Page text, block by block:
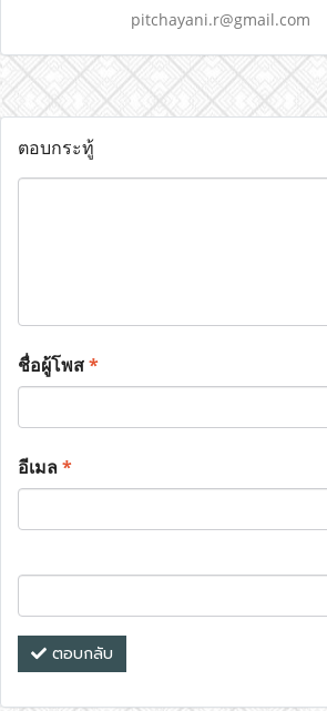
pitchayani.r@gmail.com
ตอบกระทู้
ชื่อผู้โพส*
อีเมล*
ตอบกลับ